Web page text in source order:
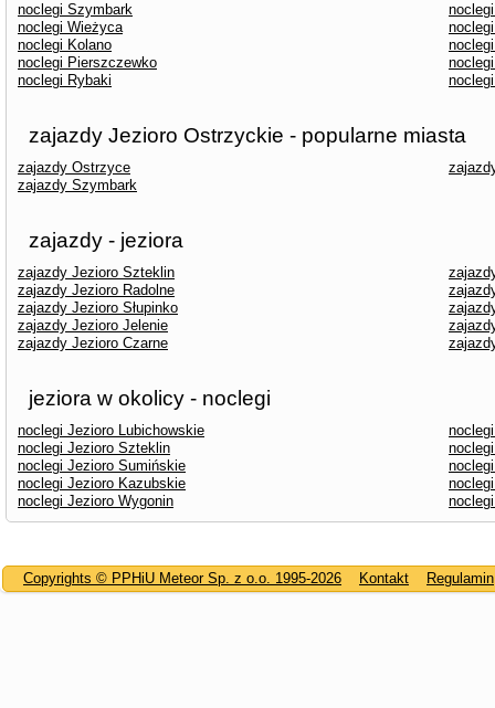
noclegi Szymbark
noclegi Wieżyca
noclegi Kolano
noclegi Pierszczewko
noclegi Rybaki
zajazdy Jezioro Ostrzyckie - popularne miasta
zajazdy Ostrzyce
zajazdy Szymbark
zajazdy - jeziora
zajazdy Jezioro Szteklin
zajazdy Jezioro Radolne
zajazdy Jezioro Słupinko
zajazdy Jezioro Jelenie
zajazdy Jezioro Czarne
jeziora w okolicy - noclegi
noclegi Jezioro Lubichowskie
noclegi Jezioro Szteklin
noclegi Jezioro Sumińskie
noclegi Jezioro Kazubskie
noclegi Jezioro Wygonin
Copyrights © PPHiU Meteor Sp. z o.o. 1995-2026 Kontakt Regulamin